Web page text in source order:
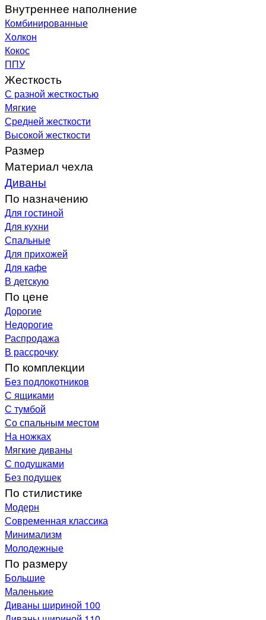
Внутреннее наполнение
Комбинированные
Холкон
Кокос
ППУ
Жесткость
С разной жесткостью
Мягкие
Средней жесткости
Высокой жесткости
Размер
Материал чехла
Диваны
По назначению
Для гостиной
Для кухни
Спальные
Для прихожей
Для кафе
В детскую
По цене
Дорогие
Недорогие
Распродажа
В рассрочку
По комплекции
Без подлокотников
С ящиками
С тумбой
Со спальным местом
На ножках
Мягкие диваны
С подушками
Без подушек
По стилистике
Модерн
Современная классика
Минимализм
Молодежные
По размеру
Большие
Маленькие
Диваны шириной 100